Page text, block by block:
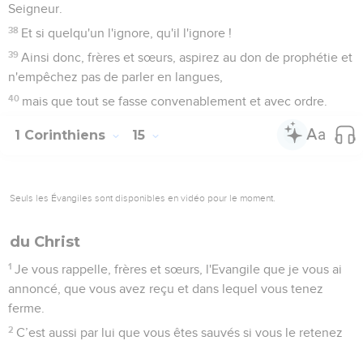
Seigneur.
38 Et si quelqu'un l'ignore, qu'il l'ignore !
39 Ainsi donc, frères et sœurs, aspirez au don de prophétie et
n'empêchez pas de parler en langues,
40 mais que tout se fasse convenablement et avec ordre.
1 Corinthiens 15
Seuls les Évangiles sont disponibles en vidéo pour le moment.
du Christ
1 Je vous rappelle, frères et sœurs, l'Evangile que je vous ai
annoncé, que vous avez reçu et dans lequel vous tenez
ferme.
2 C’est aussi par lui que vous êtes sauvés si vous le retenez